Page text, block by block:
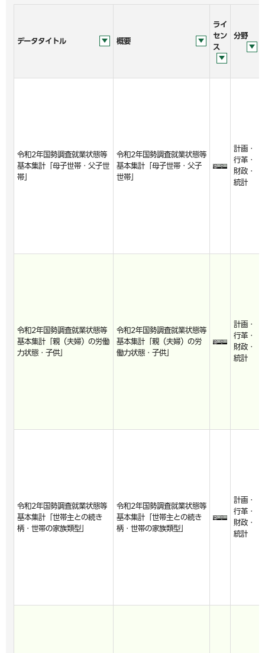
データタイトル 概要
ライ
セン
ス
分野
令和2年国勢調査就業状態等
基本集計「母子世帯・父子世
帯」
令和2年国勢調査就業状態等
基本集計「母子世帯・父子
世帯」
計画・
行革・
財政・
統計
令和2年国勢調査就業状態等
基本集計「親（夫婦）の労働
力状態・子供」
令和2年国勢調査就業状態等
基本集計「親（夫婦）の労
働力状態・子供」
計画・
行革・
財政・
統計
令和2年国勢調査就業状態等
基本集計「世帯主との続き
柄・世帯の家族類型」
令和2年国勢調査就業状態等
基本集計「世帯主との続き
柄・世帯の家族類型」
計画・
行革・
財政・
統計